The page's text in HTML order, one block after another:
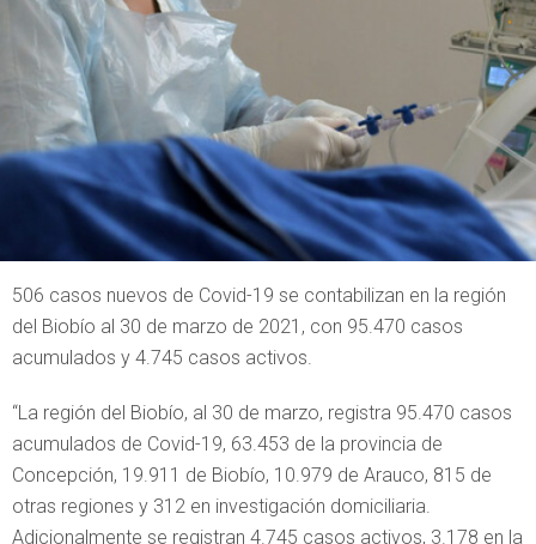
506 casos nuevos de Covid-19 se contabilizan en la región
del Biobío al 30 de marzo de 2021, con 95.470 casos
acumulados y 4.745 casos activos.
“La región del Biobío, al 30 de marzo, registra 95.470 casos
acumulados de Covid-19, 63.453 de la provincia de
Concepción, 19.911 de Biobío, 10.979 de Arauco, 815 de
otras regiones y 312 en investigación domiciliaria.
Adicionalmente se registran 4.745 casos activos, 3.178 en la